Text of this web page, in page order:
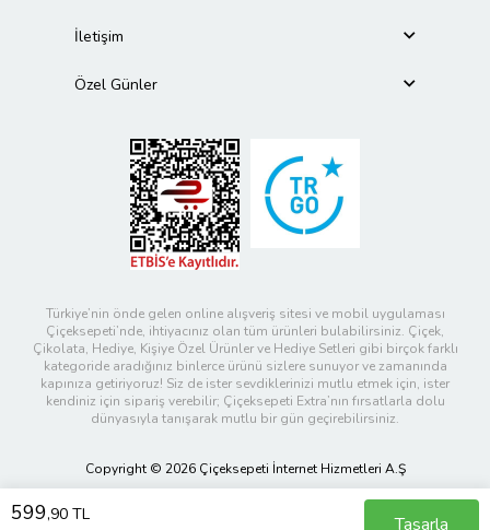
599,90 TL Tasarla
İletişim
Özel Günler
Türkiye’nin önde gelen online alışveriş sitesi ve mobil uygulaması
Çiçeksepeti’nde, ihtiyacınız olan tüm ürünleri bulabilirsiniz. Çiçek,
Çikolata, Hediye, Kişiye Özel Ürünler ve Hediye Setleri gibi birçok farklı
kategoride aradığınız binlerce ürünü sizlere sunuyor ve zamanında
kapınıza getiriyoruz! Siz de ister sevdiklerinizi mutlu etmek için, ister
kendiniz için sipariş verebilir; Çiçeksepeti Extra’nın fırsatlarla dolu
dünyasıyla tanışarak mutlu bir gün geçirebilirsiniz.
Copyright © 2026 Çiçeksepeti İnternet Hizmetleri A.Ş